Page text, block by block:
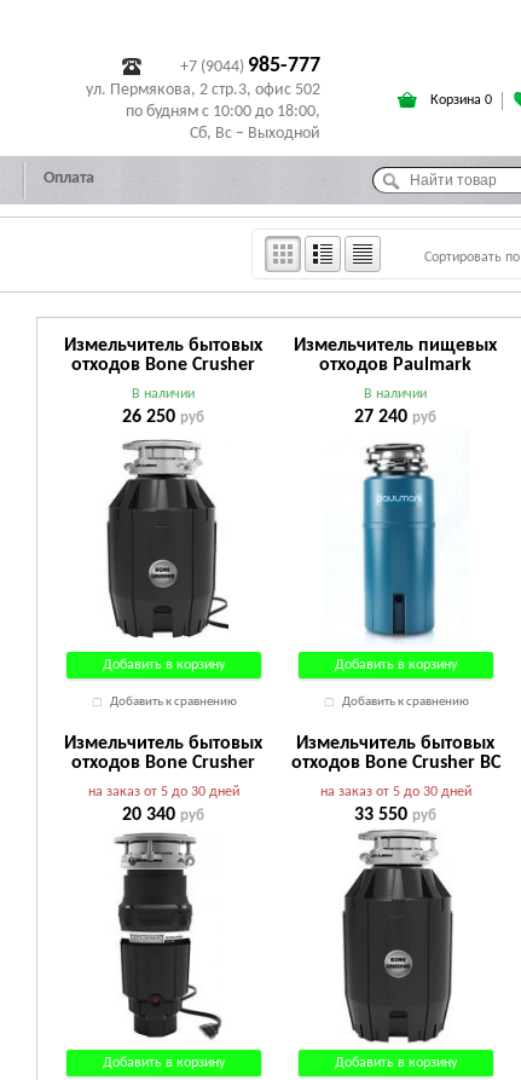
+7 (9044) 985-777
ул. Пермякова, 2 стр.3, офис 502
по будням с 10:00 до 18:00,
Сб, Вс – Выходной
Корзина 0
Оплата
Сортировать по
Измельчитель бытовых
отходов Bone Crusher
В наличии
26 250 руб
Добавить в корзину
Добавить к сравнению
Измельчитель пищевых
отходов Paulmark
INTENSO I-PRO 1000
В наличии
27 240 руб
Добавить в корзину
Добавить к сравнению
Измельчитель бытовых
отходов Bone Crusher
BC610
на заказ от 5 до 30 дней
20 340 руб
Добавить в корзину
Измельчитель бытовых
отходов Bone Crusher BC
910
на заказ от 5 до 30 дней
33 550 руб
Добавить в корзину